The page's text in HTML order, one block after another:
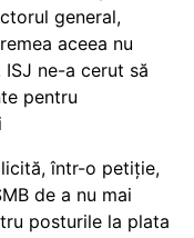
general,
aceea nu
ne-a cerut să
pentru
într-o petiție,
de a nu mai
posturile la plata